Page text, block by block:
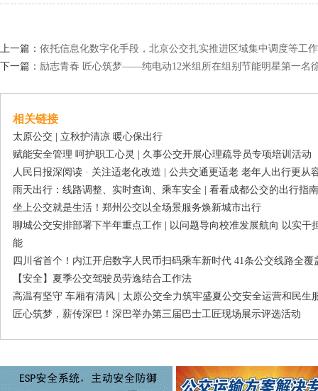
上一篇： 依托信息化数字化手段，北京公交扎实推进区域集中调度等工作
下一篇： 励志青春 匠心筑梦——纯电动12米组所在组别节能明星第一名
相关链接
太原公交 | 立秋护清凉 暖心保出行
赋能安全管理 呵护职工心灵 | 久事公交开展心理疏导员专项培训活动
人民日报深阅读 · 关注适老化改造 | 公共交通更适老 老年人出行更从
雨天出行：线路调整、实时查询、乘车安全 | 看看成都公交的出行指
坐上公交就是生活！郑州公交以全场景服务焕新城市出行
聊城公交安排部署下半年重点工作 | 以问题导向校准发展航向 以实干
能
四川省首个！内江开启数字人民币扫码乘车新时代 41条公交线路全覆
【安全】夏季公交驾驶员劳逸结合工作法
高温有坚守 车厢有清风 | 太原公交全力筑牢盛夏公交安全运营和民生
匠心筑梦，薪传深巴！深巴举办第三届巴士工匠现场展示评选活动